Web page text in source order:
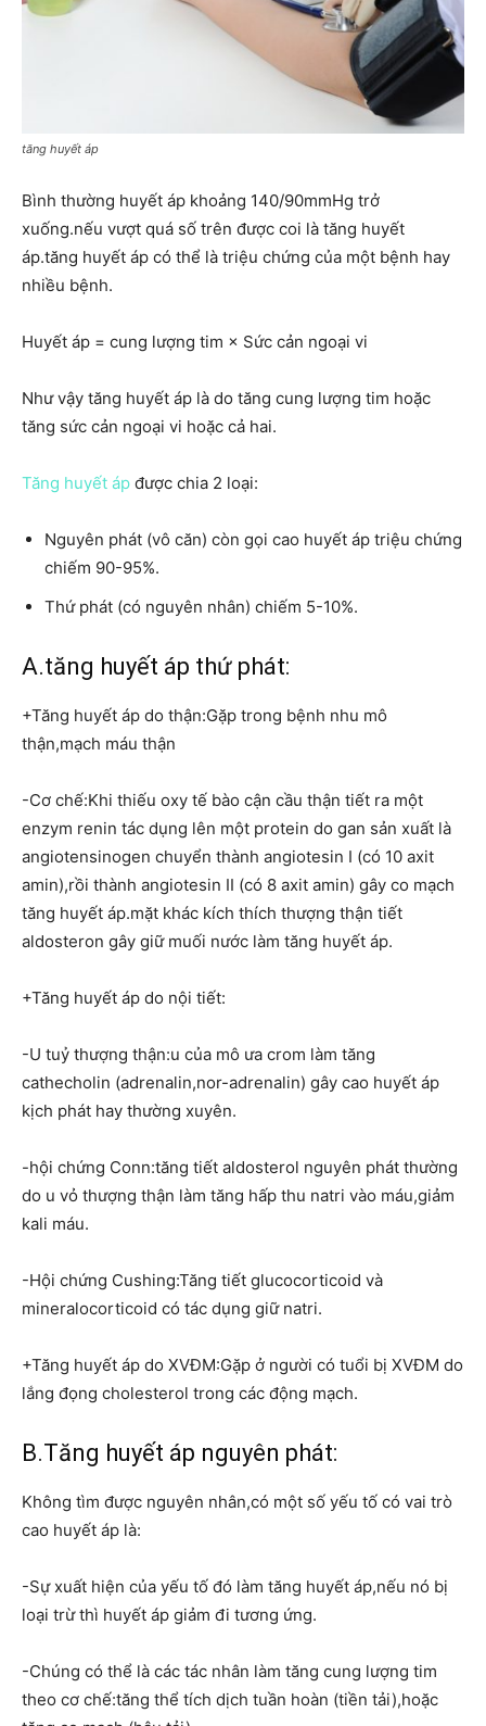
tăng huyết áp
Bình thường huyết áp khoảng 140/90mmHg trở
xuống.nếu vượt quá số trên được coi là tăng huyết
áp.tăng huyết áp có thể là triệu chứng của một bệnh hay
nhiều bệnh.
Huyết áp = cung lượng tim × Sức cản ngoại vi
Như vậy tăng huyết áp là do tăng cung lượng tim hoặc
tăng sức cản ngoại vi hoặc cả hai.
Tăng huyết áp được chia 2 loại:
Nguyên phát (vô căn) còn gọi cao huyết áp triệu chứng
chiếm 90-95%.
Thứ phát (có nguyên nhân) chiếm 5-10%.
A.tăng huyết áp thứ phát:
+Tăng huyết áp do thận:Gặp trong bệnh nhu mô
thận,mạch máu thận
-Cơ chế:Khi thiếu oxy tế bào cận cầu thận tiết ra một
enzym renin tác dụng lên một protein do gan sản xuất là
angiotensinogen chuyển thành angiotesin I (có 10 axit
amin),rồi thành angiotesin II (có 8 axit amin) gây co mạch
tăng huyết áp.mặt khác kích thích thượng thận tiết
aldosteron gây giữ muối nước làm tăng huyết áp.
+Tăng huyết áp do nội tiết:
-U tuỷ thượng thận:u của mô ưa crom làm tăng
cathecholin (adrenalin,nor-adrenalin) gây cao huyết áp
kịch phát hay thường xuyên.
-hội chứng Conn:tăng tiết aldosterol nguyên phát thường
do u vỏ thượng thận làm tăng hấp thu natri vào máu,giảm
kali máu.
-Hội chứng Cushing:Tăng tiết glucocorticoid và
mineralocorticoid có tác dụng giữ natri.
+Tăng huyết áp do XVĐM:Gặp ở người có tuổi bị XVĐM do
lắng đọng cholesterol trong các động mạch.
B.Tăng huyết áp nguyên phát:
Không tìm được nguyên nhân,có một số yếu tố có vai trò
cao huyết áp là:
-Sự xuất hiện của yếu tố đó làm tăng huyết áp,nếu nó bị
loại trừ thì huyết áp giảm đi tương ứng.
-Chúng có thể là các tác nhân làm tăng cung lượng tim
theo cơ chế:tăng thể tích dịch tuần hoàn (tiền tải),hoặc